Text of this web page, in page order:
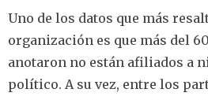
Uno de los datos que más
organización es que más del
anotaron no están afiliados a
político. A su vez, entre los